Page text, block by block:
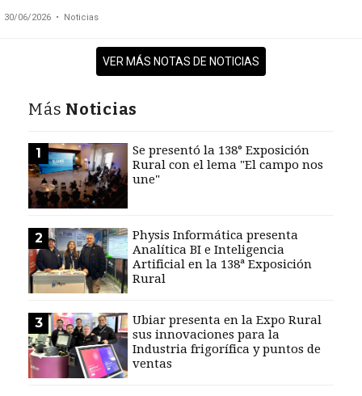
30/06/2026 • Noticias
VER MÁS NOTAS DE NOTICIAS
Más Noticias
1
Se presentó la 138° Exposición
Rural con el lema "El campo nos
une"
2
Physis Informática presenta
Analítica BI e Inteligencia
Artificial en la 138ª Exposición
Rural
3
Ubiar presenta en la Expo Rural
sus innovaciones para la
Industria frigorífica y puntos de
ventas